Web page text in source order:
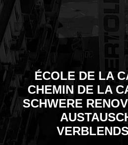
ÉCOLE DE LA
CHEMIN DE LA
SCHWERE